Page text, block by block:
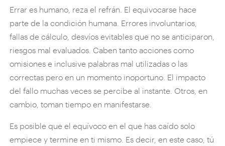
Errar es humano, reza el refrán. El equivocarse hace
parte de la condición humana. Errores involuntarios,
fallas de cálculo, desvíos evitables que no se anticiparon,
riesgos mal evaluados. Caben tanto acciones como
omisiones e inclusive palabras mal utilizadas o las
correctas pero en un momento inoportuno. El impacto
del fallo muchas veces se percibe al instante. Otros, en
cambio, toman tiempo en manifestarse.
Es posible que el equívoco en el que has caído solo
empiece y termine en ti mismo. Es decir, en este caso, tú